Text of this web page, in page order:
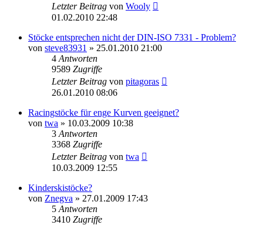
Letzter Beitrag von Wooly
01.02.2010 22:48
Stöcke entsprechen nicht der DIN-ISO 7331 - Problem?
von steve83931 » 25.01.2010 21:00
4 Antworten
9589 Zugriffe
Letzter Beitrag von pitagoras
26.01.2010 08:06
Racingstöcke für enge Kurven geeignet?
von twa » 10.03.2009 10:38
3 Antworten
3368 Zugriffe
Letzter Beitrag von twa
10.03.2009 12:55
Kinderskistöcke?
von Znegva » 27.01.2009 17:43
5 Antworten
3410 Zugriffe